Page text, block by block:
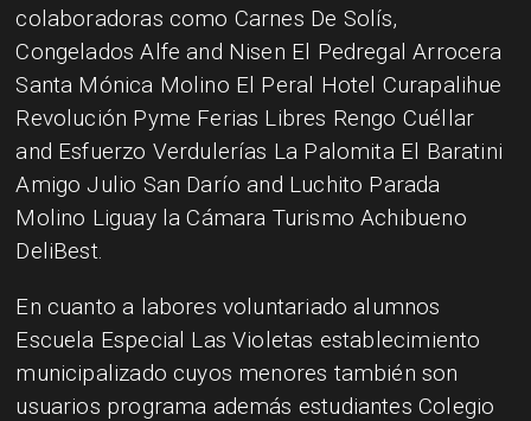
colaboradoras como Carnes De Solís,
Congelados Alfe and Nisen El Pedregal Arrocera
Santa Mónica Molino El Peral Hotel Curapalihue
Revolución Pyme Ferias Libres Rengo Cuéllar
and Esfuerzo Verdulerías La Palomita El Baratini
Amigo Julio San Darío and Luchito Parada
Molino Liguay la Cámara Turismo Achibueno
DeliBest.
En cuanto a labores voluntariado alumnos
Escuela Especial Las Violetas establecimiento
municipalizado cuyos menores también son
usuarios programa además estudiantes Colegio